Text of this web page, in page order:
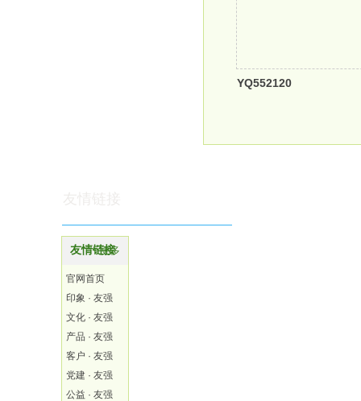
YQ552120
友情链接
更多
官网首页
印象 · 友强
文化 · 友强
产品 · 友强
客户 · 友强
党建 · 友强
公益 · 友强